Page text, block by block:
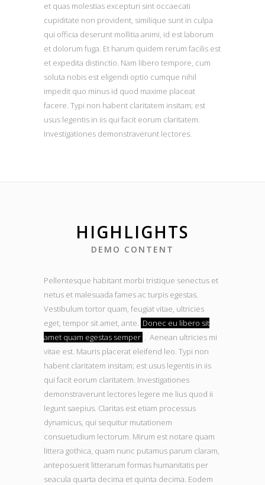
et quas molestias excepturi sint occaecati
cupiditate non provident, similique sunt in culpa
qui officia deserunt mollitia animi, id est laborum
et dolorum fuga. Et harum quidem rerum facilis est
et expedita distinctio. Nam libero tempore, cum
soluta nobis est eligendi optio cumque nihil
impedit quo minus id quod maxime placeat
facere. Typi non habent claritatem insitam; est
usus legentis in iis qui facit eorum claritatem.
Investigationes demonstraverunt lectores.
HIGHLIGHTS
DEMO CONTENT
Pellentesque habitant morbi tristique senectus et
netus et malesuada fames ac turpis egestas.
Vestibulum tortor quam, feugiat vitae, ultricies
eget, tempor sit amet, ante. Donec eu libero sit
amet quam egestas semper . Aenean ultricies mi
vitae est. Mauris placerat eleifend leo. Typi non
habent claritatem insitam; est usus legentis in iis
qui facit eorum claritatem. Investigationes
demonstraverunt lectores legere me lius quod ii
legunt saepius. Claritas est etiam processus
dynamicus, qui sequitur mutationem
consuetudium lectorum. Mirum est notare quam
littera gothica, quam nunc putamus parum claram,
anteposuerit litterarum formas humanitatis per
seacula quarta decima et quinta decima. Eodem